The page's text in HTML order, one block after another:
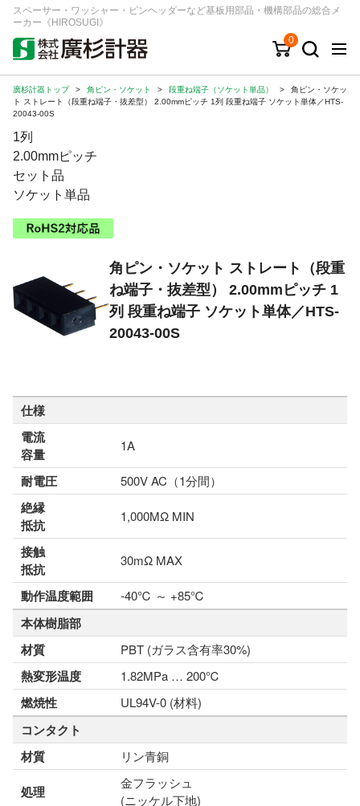
スペーサー・ワッシャー・ピンヘッダーなど基板用部品・機構部品の総合メ
ーカー《HIROSUGI》
0
キーワード 品番/シリーズ
商品カテゴリから探す
ジャンルから探す
シリーズから探す
ログイン
注文・見積りについて
ご利用ガイド
お問い合わせ窓口
廣杉計器トップ > 角ピン・ソケット > 段重ね端子（ソケット単品） >
角ピン・ソケッ
ト ストレート（段重ね端子・抜差型） 2.00mmピッチ 1列 段重ね端子 ソケット単体／HTS-
20043-00S
1列
2.00mmピッチ
セット品
ソケット単品
角ピン・ソケット ストレート（段重
ね端子・抜差型） 2.00mmピッチ 1
列 段重ね端子 ソケット単体／HTS-
20043-00S
仕様
電流
容量
1A
耐電圧 500V AC（1分間）
絶縁
抵抗
1,000MΩ MIN
接触
抵抗
30mΩ MAX
動作温度範囲 -40℃ ～ +85℃
本体樹脂部
材質
PBT (ガラス含有率30%)
熱変形温度 1.82MPa … 200℃
燃焼性 UL94V-0 (材料)
コンタクト
材質
リン青銅
処理
金フラッシュ
(ニッケル下地)